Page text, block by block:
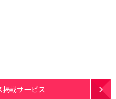
掲載サービス